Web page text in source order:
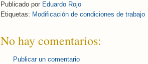
Publicado por Eduardo Rojo
Etiquetas: Modificación de condiciones de trabajo
No hay comentarios:
Publicar un comentario